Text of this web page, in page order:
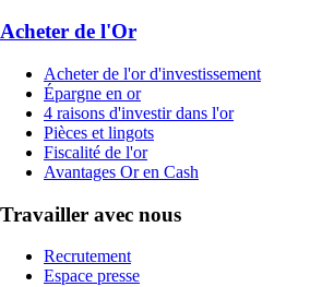
Acheter de l'Or
Acheter de l'or d'investissement
Épargne en or
4 raisons d'investir dans l'or
Pièces et lingots
Fiscalité de l'or
Avantages Or en Cash
Travailler avec nous
Recrutement
Espace presse